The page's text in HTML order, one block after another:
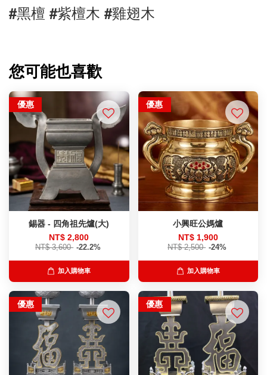
#黑檀 #紫檀木 #雞翅木
您可能也喜歡
優惠
錫器 - 四角祖先爐(大)
NT$ 2,800
NT$ 3,600 -22.2%
加入購物車
優惠
小興旺公媽爐
NT$ 1,900
NT$ 2,500 -24%
加入購物車
優惠 優惠